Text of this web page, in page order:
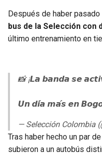
Después de haber
bus de la Selección con
último entrenamiento en
📸 ¡𝙇𝙖 𝙗𝙖𝙣𝙙𝙖 𝙨𝙚
𝙐𝙣 𝙙𝙞́𝙖 𝙢𝙖́𝙨 𝙚𝙣
— Selección Colombia
Tras haber hecho un par
subieron a un autobús